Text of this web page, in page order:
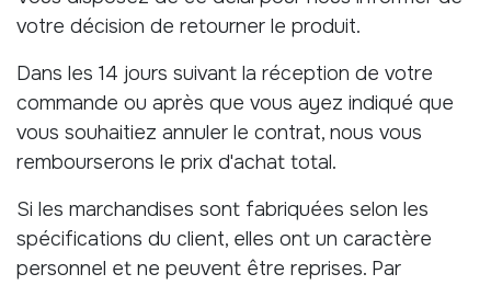
votre décision de retourner le produit.
Dans les 14 jours suivant la réception de votre
commande ou après que vous ayez indiqué que
vous souhaitiez annuler le contrat, nous vous
rembourserons le prix d'achat total.
Si les marchandises sont fabriquées selon les
spécifications du client, elles ont un caractère
personnel et ne peuvent être reprises. Par